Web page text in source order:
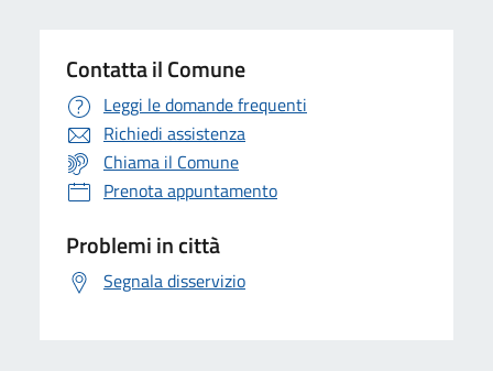
Contatta il Comune
Leggi le domande frequenti
Richiedi assistenza
Chiama il Comune
Prenota appuntamento
Problemi in città
Segnala disservizio